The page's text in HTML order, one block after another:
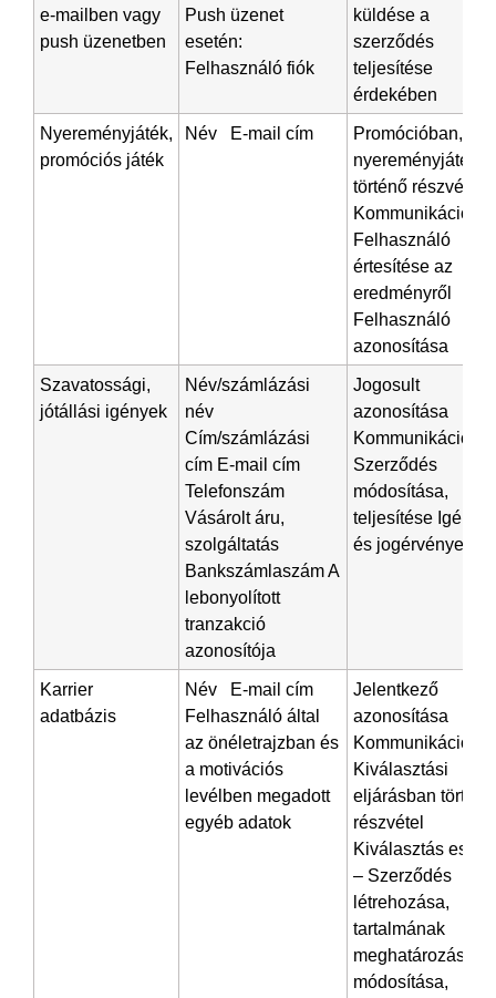
e-mailben vagy
push üzenetben
Push üzenet
esetén:
Felhasználó fiók
küldése a
szerződés
teljesítése
érdekében
Nyereményjáték,
promóciós játék
Név E-mail cím
Promócióban,
történő részvétel
Kommunikáció,
Felhasználó
értesítése az
eredményről
Felhasználó
azonosítása
Szavatossági,
jótállási igények
Név/számlázási
név
Cím/számlázási
cím E-mail cím
Telefonszám
Vásárolt áru,
szolgáltatás
Bankszámlaszám A
lebonyolított
tranzakció
azonosítója
Jogosult
azonosítása
Kommunikáció
Szerződés
módosítása,
teljesítése Igény-
és
Karrier
adatbázis
Név E-mail cím
Felhasználó által
az önéletrajzban és
a motivációs
levélben megadott
egyéb adatok
Jelentkező
azonosítása
Kommunikáció
Kiválasztási
eljárásban történő
részvétel
Kiválasztás
– Szerződés
létrehozása,
tartalmának
meghatározása,
módosítása,